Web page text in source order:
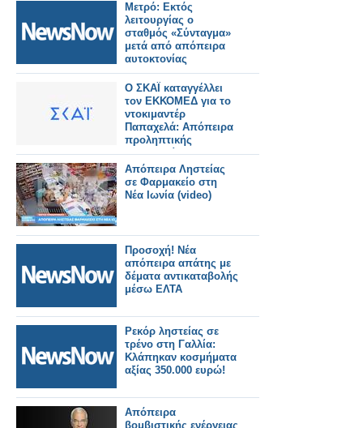
Μετρό: Εκτός
λειτουργίας ο
σταθμός «Σύνταγμα»
μετά από απόπειρα
αυτοκτονίας
Ο ΣΚΑΪ καταγγέλλει
τον ΕΚΚΟΜΕΔ για το
ντοκιμαντέρ
Παπαχελά: Απόπειρα
προληπτικής
λογοκρισίας
Απόπειρα Ληστείας
σε Φαρμακείο στη
Νέα Ιωνία (video)
Προσοχή! Νέα
απόπειρα απάτης με
δέματα αντικαταβολής
μέσω ΕΛΤΑ
Ρεκόρ ληστείας σε
τρένο στη Γαλλία:
Κλάπηκαν κοσμήματα
αξίας 350.000 ευρώ!
Απόπειρα
βομβιστικής ενέργειας